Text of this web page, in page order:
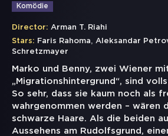
Komödie
Director: Arman T. Riahi
Stars: Faris Rahoma, Aleksandar
Schretzmayer
Marko und Benny, zwei Wiener
„Migrationshintergrund“, sind
So sehr, dass sie kaum noch als
wahrgenommen werden – wären
schwarze Haare. Als die beiden
Aussehens am Rudolfsgrund,